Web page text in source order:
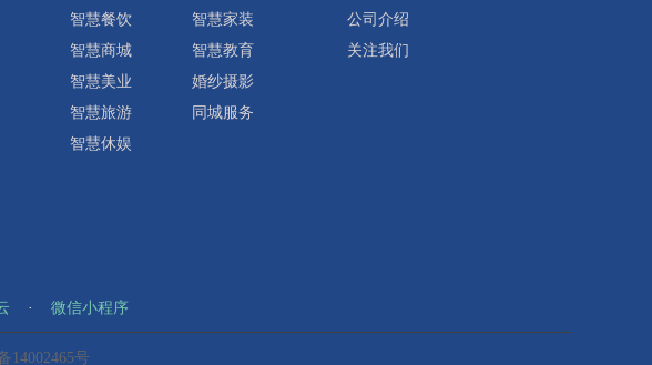
智慧餐饮
智慧家装
智慧商城
智慧教育
智慧美业
婚纱摄影
智慧旅游
同城服务
智慧休娱
公司介绍
关注我们
· 微信小程序
14002465号